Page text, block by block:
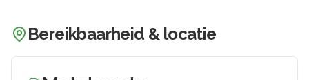
Bereikbaarheid & locatie